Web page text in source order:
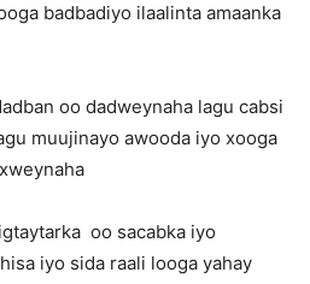
badbadiyo ilaalinta amaanka
oo dadweynaha lagu cabsi
muujinayo awooda iyo xooga
oo sacabka iyo
iyo sida raali looga yahay